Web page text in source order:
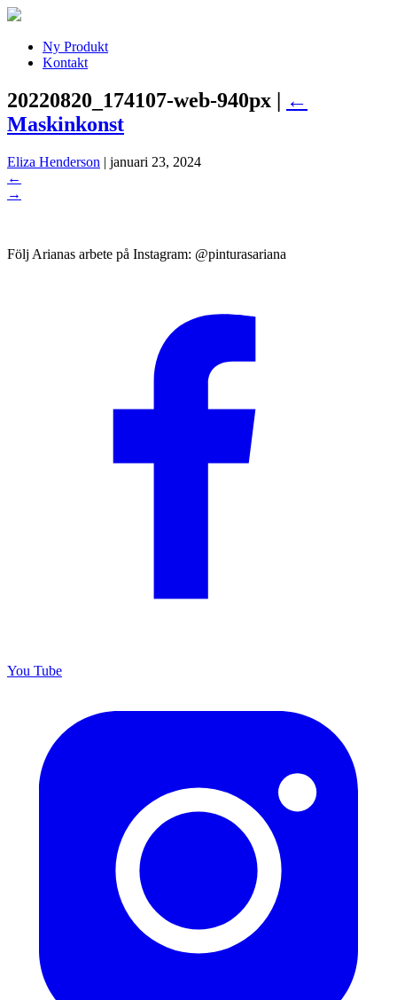
Ny Produkt
Kontakt
20220820_174107-web-940px | ←
Maskinkonst
Eliza Henderson | januari 23, 2024
←
→
Följ Arianas arbete på Instagram: @pinturasariana
You Tube